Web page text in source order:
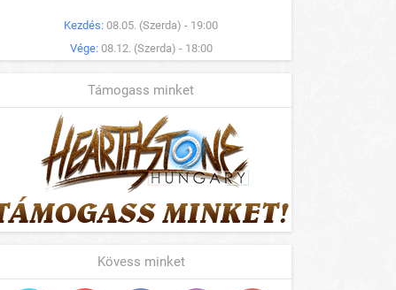
Kezdés: 08.05. (Szerda) - 19:00
Vége: 08.12. (Szerda) - 18:00
Támogass minket
Kövess minket